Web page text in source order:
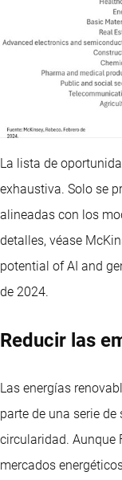
La lista de
exhaustiva. Solo se
alineadas con los
detalles, véase
potential of AI and
de 2024.
Reducir las
Las energías
parte de una serie
circularidad. Aunque
mercados